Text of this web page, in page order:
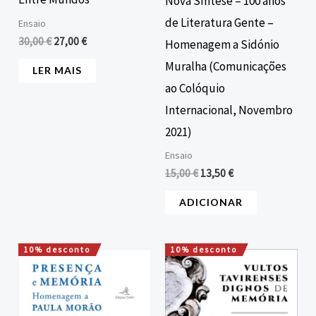
Ensaio
30,00€ 27,00€
LER MAIS
de Literatura Gente –
Homenagem a Sidónio
Muralha (Comunicações
ao Colóquio
Internacional, Novembro
2021)
Ensaio
15,00€ 13,50€
ADICIONAR
10% desconto
O
preço
original
era:
30,00 €.
O
preço
atual
é:
27,00 €.
10% desconto
O
preço
original
era:
24,80 €.
O
preço
atual
é:
22,32 €.